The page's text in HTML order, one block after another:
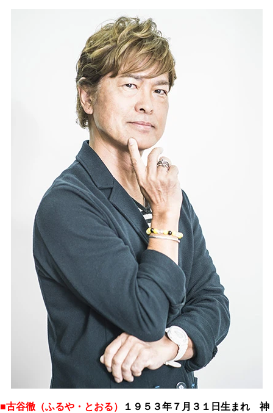
■古谷徹（ふるや・とおる）
１９５３年７月３１日生まれ 神